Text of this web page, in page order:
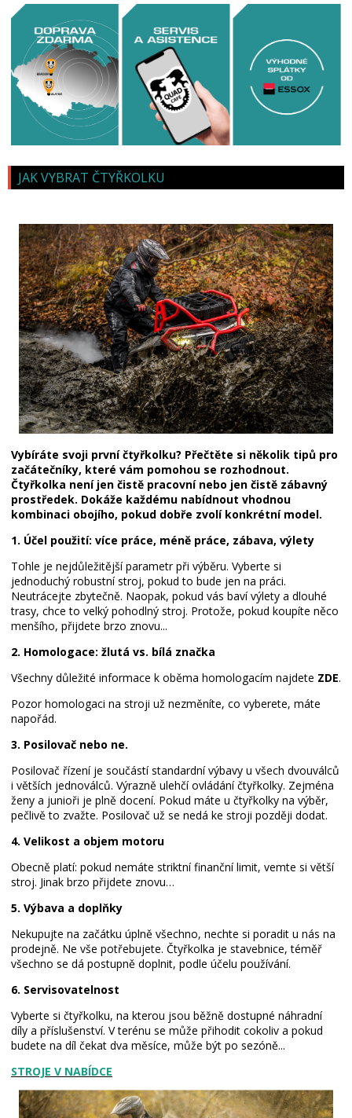
JAK VYBRAT ČTYŘKOLKU
Vybíráte svoji první čtyřkolku? Přečtěte si několik tipů pro
začátečníky, které vám pomohou se rozhodnout.
Čtyřkolka není jen čistě pracovní nebo jen čistě zábavný
prostředek. Dokáže každému nabídnout vhodnou
kombinaci obojího, pokud dobře zvolí konkrétní model.
1. Účel použití: více práce, méně práce, zábava, výlety
Tohle je nejdůležitější parametr při výběru. Vyberte si
jednoduchý robustní stroj, pokud to bude jen na práci.
Neutrácejte zbytečně. Naopak, pokud vás baví výlety a dlouhé
trasy, chce to velký pohodlný stroj. Protože, pokud koupíte něco
menšího, přijdete brzo znovu...
2. Homologace: žlutá vs. bílá značka
Všechny důležité informace k oběma homologacím najdete ZDE.
Pozor homologaci na stroji už nezměníte, co vyberete, máte
napořád.
3. Posilovač nebo ne.
Posilovač řízení je součástí standardní výbavy u všech dvouválců
i větších jednoválců. Výrazně ulehčí ovládání čtyřkolky. Zejména
ženy a junioři je plně docení. Pokud máte u čtyřkolky na výběr,
pečlivě to zvažte. Posilovač už se nedá ke stroji později dodat.
4. Velikost a objem motoru
Obecně platí: pokud nemáte striktní finanční limit, vemte si větší
stroj. Jinak brzo přijdete znovu…
5. Výbava a doplňky
Nekupujte na začátku úplně všechno, nechte si poradit u nás na
prodejně. Ne vše potřebujete. Čtyřkolka je stavebnice, téměř
všechno se dá postupně doplnit, podle účelu používání.
6. Servisovatelnost
Vyberte si čtyřkolku, na kterou jsou běžně dostupné náhradní
díly a příslušenství. V terénu se může přihodit cokoliv a pokud
budete na díl čekat dva měsíce, může být po sezóně...
STROJE V NABÍDCE